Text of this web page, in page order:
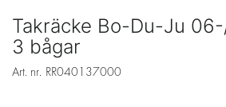
Takräcke Bo-Du-Ju
3 bågar
Art. nr. RR040137000